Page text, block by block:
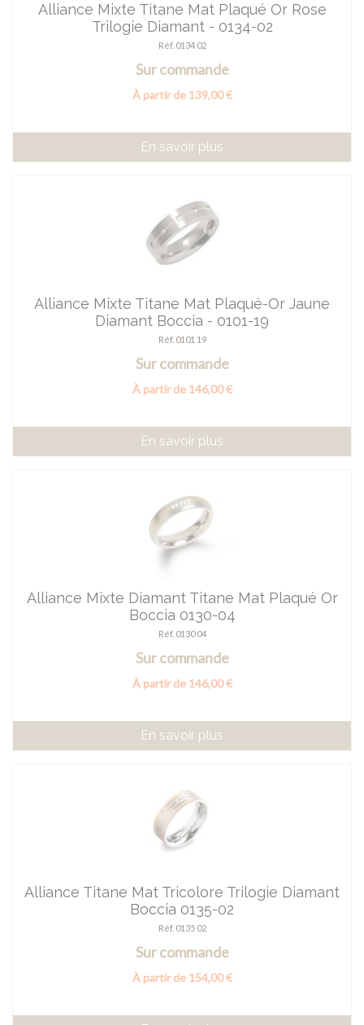
Alliance Mixte Titane Mat Plaqué Or Rose
Trilogie Diamant - 0134-02
Réf. 0134 02
Sur commande
À partir de 139,00 €
En savoir plus
Alliance Mixte Titane Mat Plaqué-Or Jaune
Diamant Boccia - 0101-19
Réf. 0101 19
Sur commande
À partir de 146,00 €
En savoir plus
Alliance Mixte Diamant Titane Mat Plaqué Or
Boccia 0130-04
Réf. 0130 04
Sur commande
À partir de 146,00 €
En savoir plus
Alliance Titane Mat Tricolore Trilogie Diamant
Boccia 0135-02
Réf. 0135 02
Sur commande
À partir de 154,00 €